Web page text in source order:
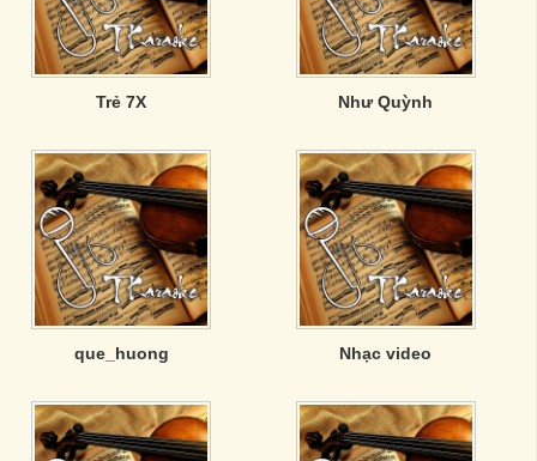
Trẻ 7X Như Quỳnh
que_huong Nhạc video